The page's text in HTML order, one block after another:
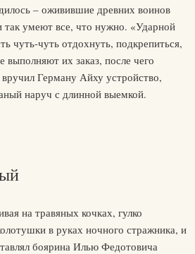
– оживившие древних воинов
так умеют все, что нужно. «Ударной
чуть-чуть отдохнуть, подкрепиться,
выполняют их заказ, после чего
вручил Герману Айху устройство,
наруч с длинной выемкой.
на травяных кочках, гулко
в руках ночного стражника, и
боярина Илью Федотовича